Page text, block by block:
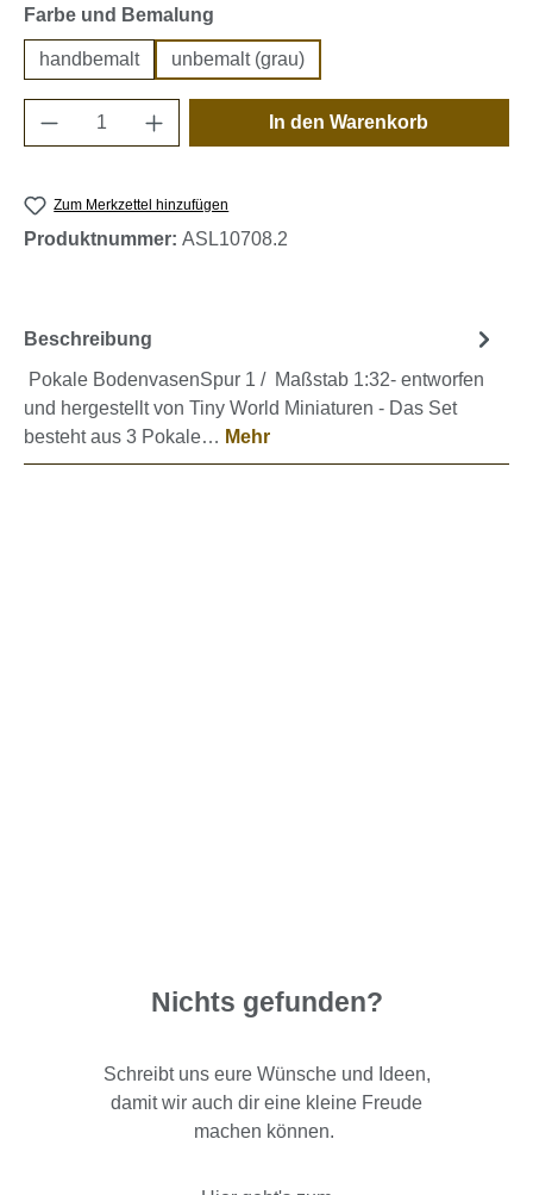
Farbe und Bemalung
handbemalt unbemalt (grau)
Produkt Anzahl: Gib den gewünschten
In den Warenkorb
Zum Merkzettel hinzufügen
Produktnummer: ASL10708.2
Beschreibung
Pokale BodenvasenSpur 1 / Maßstab 1:32- entworfen
und hergestellt von Tiny World Miniaturen - Das Set
besteht aus 3 Pokale… Mehr
Nichts gefunden?
Schreibt uns eure Wünsche und Ideen,
damit wir auch dir eine kleine Freude
machen können.